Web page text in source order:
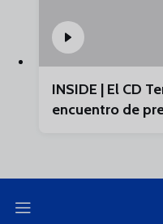
INSIDE | El CD
encuentro de